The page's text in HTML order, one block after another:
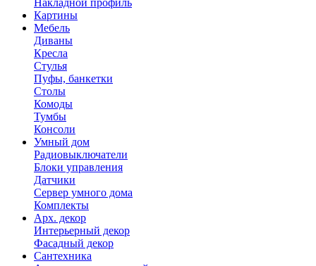
Накладной профиль
Картины
Мебель
Диваны
Кресла
Стулья
Пуфы, банкетки
Столы
Комоды
Тумбы
Консоли
Умный дом
Радиовыключатели
Блоки управления
Датчики
Сервер умного дома
Комплекты
Арх. декор
Интерьерный декор
Фасадный декор
Сантехника